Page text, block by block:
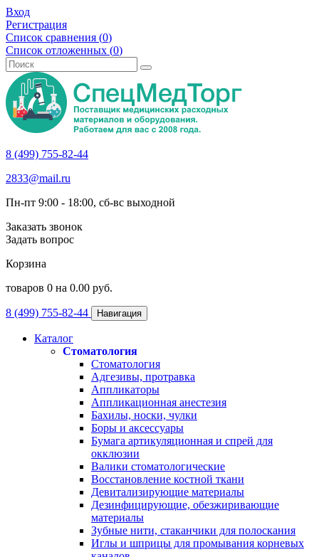
Вход
Регистрация
Список сравнения (0)
Список отложенных (0)
8 (499) 755-82-44
2833@mail.ru
Пн-пт 9:00 - 18:00, сб-вс выходной
Заказать звонок
Задать вопрос
Корзина
товаров 0 на 0.00 руб.
8 (499) 755-82-44 Навигация
Каталог
Стоматология
Стоматология
Адгезивы, протравка
Аппликаторы
Аппликационная анестезия
Бахилы, носки, чулки
Боры и аксессуары
Бумага артикуляционная и спрей для
окклюзии
Валики стоматологические
Восстановление костной ткани
Девитализирующие материалы
Дезинфицирующие, обезжиривающие
материалы
Зубные нити, стаканчики для полоскания
Иглы и шприцы для промывания корневых